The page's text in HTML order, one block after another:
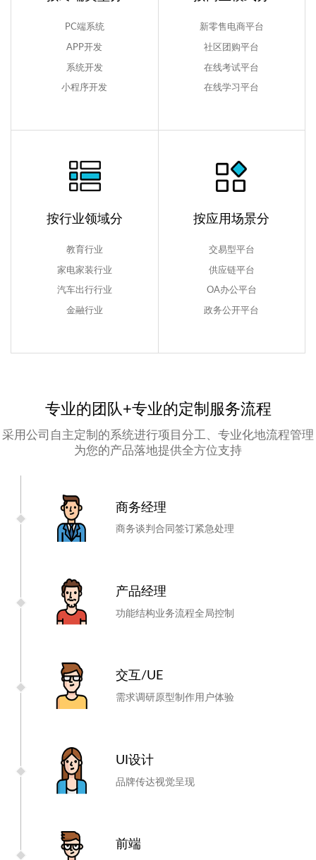
PC端系统
APP开发
系统开发
小程序开发
新零售电商平台
社区团购平台
在线考试平台
在线学习平台
按行业领域分
教育行业
家电家装行业
汽车出行行业
金融行业
按应用场景分
交易型平台
供应链平台
OA办公平台
政务公开平台
专业的团队+专业的定制服务流程
采用公司自主定制的系统进行项目分工、专业化地流程管理
为您的产品落地提供全方位支持
商务经理
商务谈判 合同签订紧急处理
产品经理
功能结构业务流程全局控制
交互/UE
需求调研原型制作用户体验
UI设计
品牌传达视觉呈现
前端